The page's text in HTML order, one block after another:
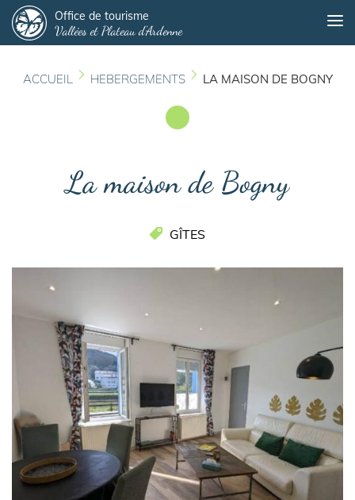
au
contenu
principal
Office de tourisme
Vallées et Plateau d'Ardenne
ACCUEIL HEBERGEMENTS LA MAISON DE BOGNY
La maison de Bogny
GÎTES
Panneau de gestion des cookies